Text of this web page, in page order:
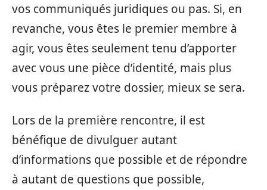
vos communiqués juridiques ou pas. Si, en
revanche, vous êtes le premier membre à
agir, vous êtes seulement tenu d’apporter
avec vous une pièce d’identité, mais plus
vous préparez votre dossier, mieux se sera.
Lors de la première rencontre, il est
bénéfique de divulguer autant
d’informations que possible et de répondre
à autant de questions que possible,